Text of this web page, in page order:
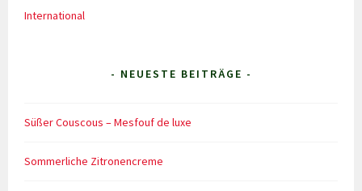
International
- NEUESTE BEITRÄGE -
Süßer Couscous – Mesfouf de luxe
Sommerliche Zitronencreme